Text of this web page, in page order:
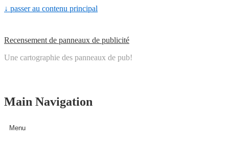
↓ passer au contenu principal
Recensement de panneaux de publicité
Une cartographie des panneaux de pub!
Main Navigation
Menu